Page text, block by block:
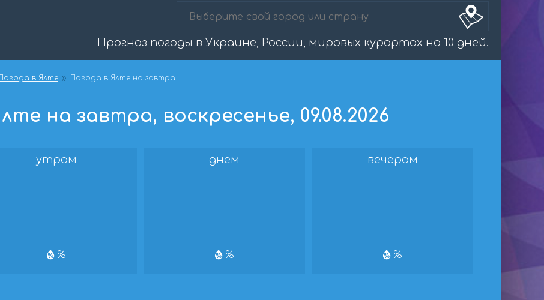
Прогноз погоды в Украине, России, мировых курортах на 10 дней.
Погода в Ялте Погода в Ялте на завтра
на завтра, воскресенье, 09.08.2026
утром
%
днем
%
вечером
%